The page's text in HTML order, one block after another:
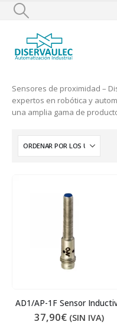
Sensores de proximidad –
expertos en robótica y
una amplia gama de
AD1/AP-1F Sensor
37,90€ (SIN IVA)